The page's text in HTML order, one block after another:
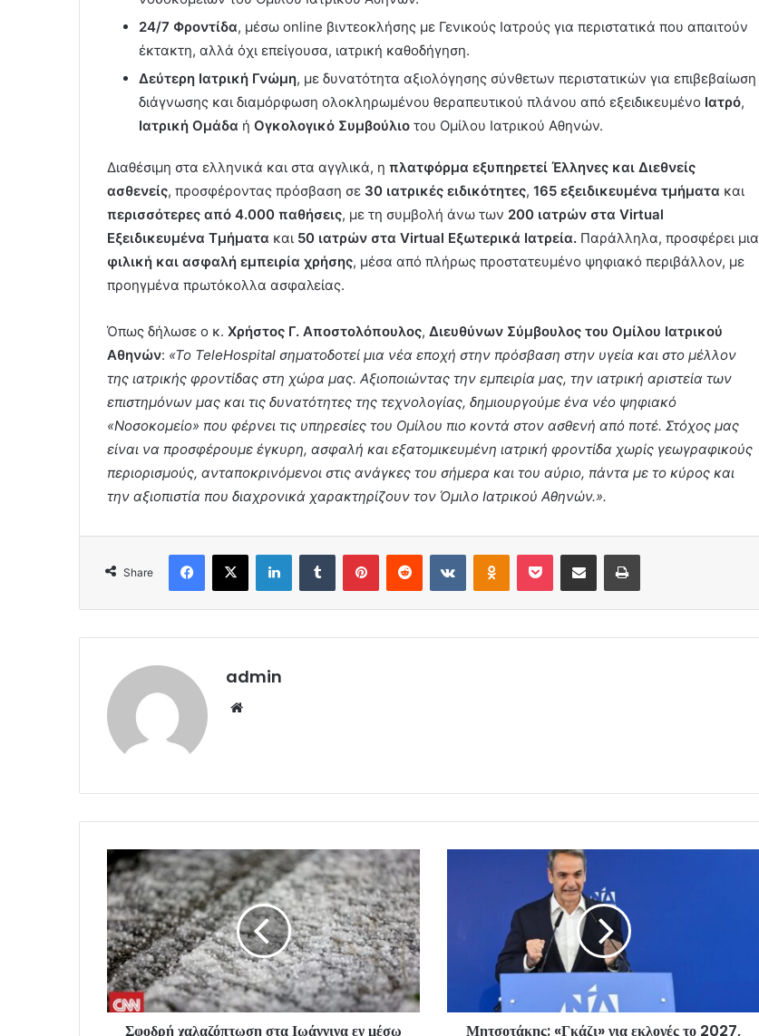
24/7 Φροντίδα, μέσω online βιντεοκλήσης με Γενικούς Ιατρούς για περιστατικά που απαιτούν
έκτακτη, αλλά όχι επείγουσα, ιατρική καθοδήγηση.
Δεύτερη Ιατρική Γνώμη, με δυνατότητα αξιολόγησης σύνθετων περιστατικών για επιβεβαίωση
διάγνωσης και διαμόρφωση ολοκληρωμένου θεραπευτικού πλάνου από εξειδικευμένο Ιατρό,
Ιατρική Ομάδα ή Ογκολογικό Συμβούλιο του Ομίλου Ιατρικού Αθηνών.
Διαθέσιμη στα ελληνικά και στα αγγλικά, η πλατφόρμα εξυπηρετεί Έλληνες και Διεθνείς
ασθενείς, προσφέροντας πρόσβαση σε 30 ιατρικές ειδικότητες, 165 εξειδικευμένα τμήματα και
περισσότερες από 4.000 παθήσεις, με τη συμβολή άνω των 200 ιατρών στα Virtual
Εξειδικευμένα Τμήματα και 50 ιατρών στα Virtual Εξωτερικά Ιατρεία. Παράλληλα, προσφέρει μια
φιλική και ασφαλή εμπειρία χρήσης, μέσα από πλήρως προστατευμένο ψηφιακό περιβάλλον, με
προηγμένα πρωτόκολλα ασφαλείας.
Όπως δήλωσε ο κ. Χρήστος Γ. Αποστολόπουλος, Διευθύνων Σύμβουλος του Ομίλου Ιατρικού
Αθηνών: «Το TeleHospital σηματοδοτεί μια νέα εποχή στην πρόσβαση στην υγεία και στο μέλλον
της ιατρικής φροντίδας στη χώρα μας. Αξιοποιώντας την εμπειρία μας, την ιατρική αριστεία των
επιστημόνων μας και τις δυνατότητες της τεχνολογίας, δημιουργούμε ένα νέο ψηφιακό
«Νοσοκομείο» που φέρνει τις υπηρεσίες του Ομίλου πιο κοντά στον ασθενή από ποτέ. Στόχος μας
είναι να προσφέρουμε έγκυρη, ασφαλή και εξατομικευμένη ιατρική φροντίδα χωρίς γεωγραφικούς
περιορισμούς, ανταποκρινόμενοι στις ανάγκες του σήμερα και του αύριο, πάντα με το κύρος και
την αξιοπιστία που διαχρονικά χαρακτηρίζουν τον Όμιλο Ιατρικού Αθηνών.».
Share
Facebook
X LinkedInTumblr PinterestReddit VKontakteOdnoklassniki
Pocket Share via Email Print
admin
Σφοδρή χαλαζόπτωση στα Ιωάννινα εν μέσω Μητσοτάκης: «Γκάζι» για εκλογές το 2027,